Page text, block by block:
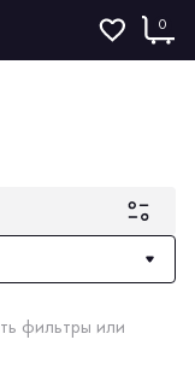
0
фильтры или